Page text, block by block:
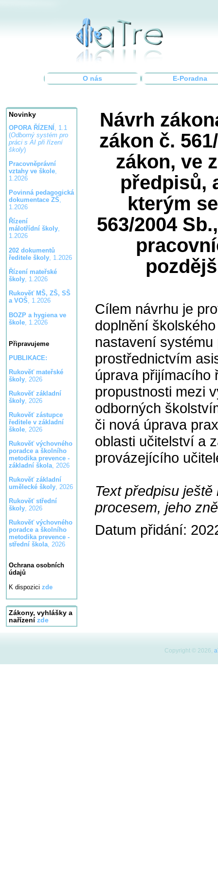
O nás E-Poradna
Novinky
OPORA ŘÍZENÍ , 1.1
(Odborný systém pro
práci s AI při řízení
školy)
Pracovněprávní
vztahy ve škole,
1.2026
Povinná pedagogická
dokumentace ZŠ,
1.2026
Řízení
málotřídní školy,
1.2026
202 dokumentů
ředitele školy, 1.2026
Řízení mateřské
školy, 1.2026
Rukověť MŠ, ZŠ, SŠ
a VOŠ, 1.2026
BOZP a hygiena ve
škole, 1.2026
Připravujeme
PUBLIKACE:
Rukověť mateřské
školy, 2026
Rukověť základní
školy, 2026
Rukověť zástupce
ředitele v základní
škole, 2026
Rukověť výchovného
poradce a školního
metodika prevence -
základní škola, 2026
Rukověť základní
umělecké školy, 2026
Rukověť střední
školy, 2026
Rukověť výchovného
poradce a školního
metodika prevence -
střední škola, 2026
Ochrana osobních
údajů
K dispozici zde
Zákony, vyhlášky a
nařízení zde
Návrh
zákon č.
zákon, ve
předpisů,
kterým
563/2004
Cílem návrhu je
doplnění
nastavení
prostřednictvím
úprava přijímacího
propustnosti mezi
odborných
či nová úprava
oblasti učitelství a
provázejícího
Text předpisu
procesem, jeho
Datum přidání:
Copyright © 2026,